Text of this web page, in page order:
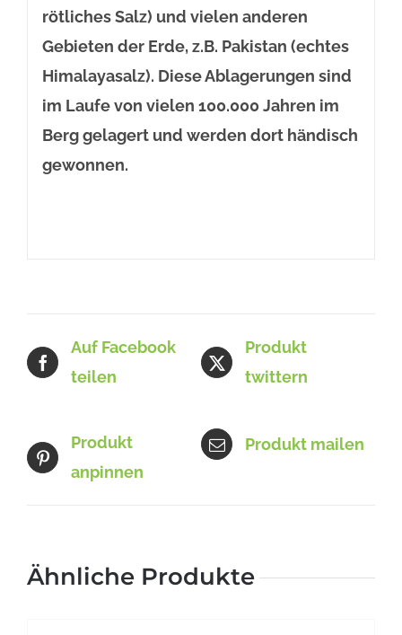
rötliches Salz) und vielen anderen
Gebieten der Erde, z.B. Pakistan (echtes
Himalayasalz). Diese Ablagerungen sind
im Laufe von vielen 100.000 Jahren im
Berg gelagert und werden dort händisch
gewonnen.
Auf Facebook
teilen
Produkt
twittern
Produkt
anpinnen
Produkt mailen
Ähnliche Produkte